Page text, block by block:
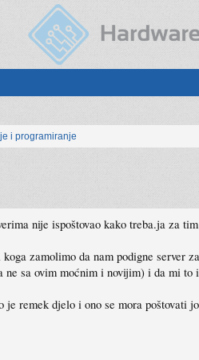
i programiranje
nije ispoštovao kako treba.ja za
zamolimo da nam podigne
sa ovim moćnim i novijim) i da mi to
remek djelo i ono se mora poštovati